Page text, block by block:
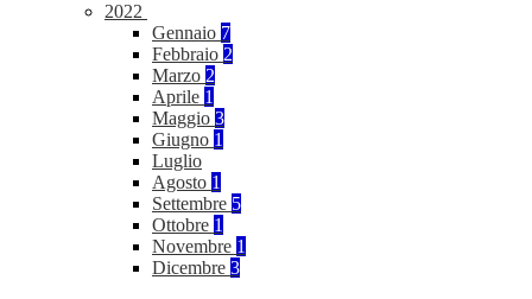
2022
Gennaio 7
Febbraio 2
Marzo 2
Aprile 1
Maggio 3
Giugno 1
Luglio
Agosto 1
Settembre 5
Ottobre 1
Novembre 1
Dicembre 3